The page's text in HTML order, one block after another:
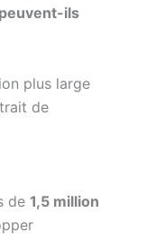
ils
plus large
de
de 1,5 million